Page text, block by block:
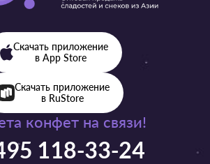
конфет на связи!
118-33-24
Скачать приложение
в App Store
Скачать приложение
в RuStore